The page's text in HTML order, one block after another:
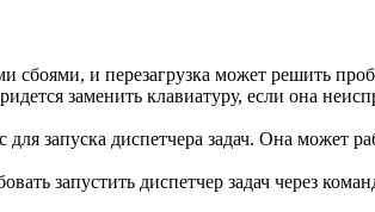
сбоями, и перезагрузка может решить
заменить клавиатуру, если она
запуска диспетчера задач. Она может
запустить диспетчер задач через